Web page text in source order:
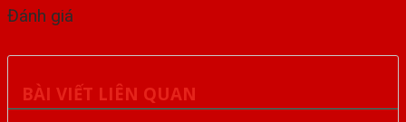
Đánh giá
BÀI VIẾT LIÊN QUAN